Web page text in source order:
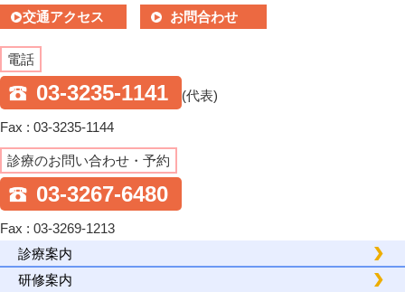
交通アクセス
お問合わせ
電話
03-3235-1141 (代表)
Fax : 03-3235-1144
診療のお問い合わせ・予約
03-3267-6480
Fax : 03-3269-1213
診療案内
研修案内